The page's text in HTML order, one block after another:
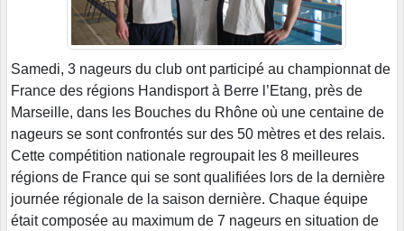
Samedi, 3 nageurs du club ont participé au championnat de
France des régions Handisport à Berre l’Etang, près de
Marseille, dans les Bouches du Rhône où une centaine de
nageurs se sont confrontés sur des 50 mètres et des relais.
Cette compétition nationale regroupait les 8 meilleures
régions de France qui se sont qualifiées lors de la dernière
journée régionale de la saison dernière. Chaque équipe
était composée au maximum de 7 nageurs en situation de